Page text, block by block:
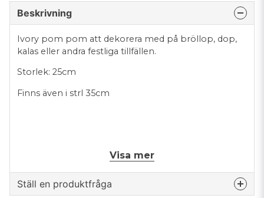
Beskrivning
Ivory pom pom att dekorera med på bröllop, dop,
kalas eller andra festliga tillfällen.
Storlek: 25cm
Finns även i strl 35cm
Visa mer
Ställ en produktfråga